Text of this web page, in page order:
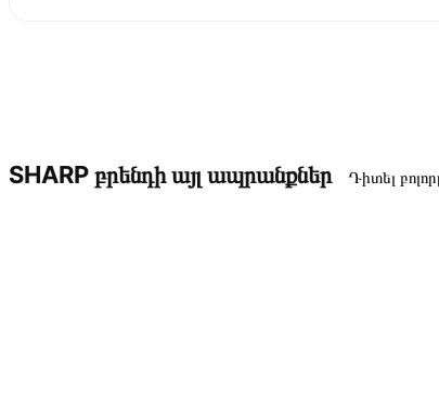
SHARP բրենդի այլ ապրանքներ Դիտել